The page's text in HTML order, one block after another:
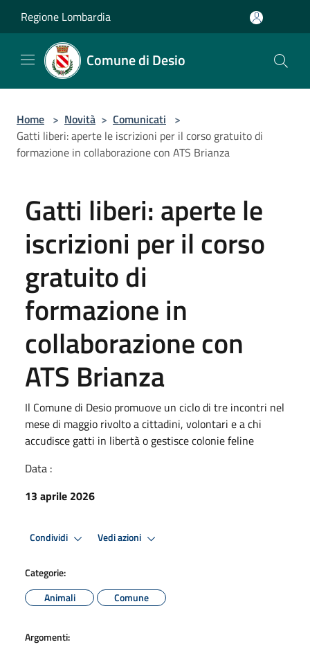
Regione Lombardia
Comune di Desio
Home > Novità > Comunicati >
Gatti liberi: aperte le iscrizioni per il corso gratuito di
formazione in collaborazione con ATS Brianza
Gatti liberi: aperte le
iscrizioni per il corso
gratuito di
formazione in
collaborazione con
ATS Brianza
Il Comune di Desio promuove un ciclo di tre incontri nel
mese di maggio rivolto a cittadini, volontari e a chi
accudisce gatti in libertà o gestisce colonie feline
Data :
13 aprile 2026
Condividi Vedi azioni
Categorie:
Animali
Comune
Argomenti: